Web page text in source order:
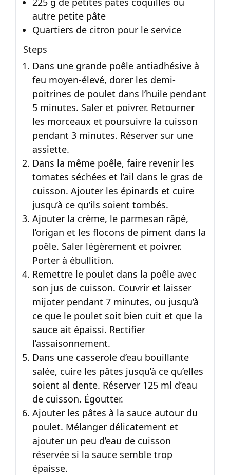
autre petite pâte
Quartiers de citron pour le service
Steps
Dans une grande poêle antiadhésive à
feu moyen-élevé, dorer les demi-
poitrines de poulet dans l’huile pendant
5 minutes. Saler et poivrer. Retourner
les morceaux et poursuivre la cuisson
pendant 3 minutes. Réserver sur une
assiette.
Dans la même poêle, faire revenir les
tomates séchées et l’ail dans le gras de
cuisson. Ajouter les épinards et cuire
jusqu’à ce qu’ils soient tombés.
Ajouter la crème, le parmesan râpé,
l’origan et les flocons de piment dans la
poêle. Saler légèrement et poivrer.
Porter à ébullition.
Remettre le poulet dans la poêle avec
son jus de cuisson. Couvrir et laisser
mijoter pendant 7 minutes, ou jusqu’à
ce que le poulet soit bien cuit et que la
sauce ait épaissi. Rectifier
l’assaisonnement.
Dans une casserole d’eau bouillante
salée, cuire les pâtes jusqu’à ce qu’elles
soient al dente. Réserver 125 ml d’eau
de cuisson. Égoutter.
Ajouter les pâtes à la sauce autour du
poulet. Mélanger délicatement et
ajouter un peu d’eau de cuisson
réservée si la sauce semble trop
épaisse.